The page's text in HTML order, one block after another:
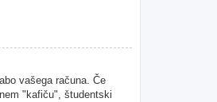
vašega računa. Če
"kafiču", študentski